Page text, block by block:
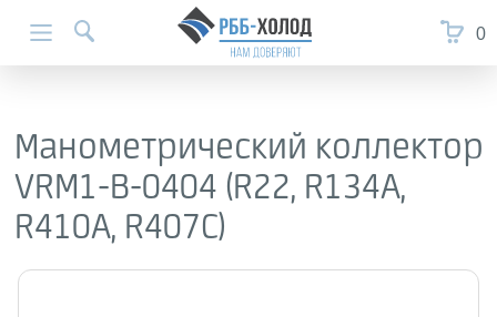
0
Манометрический коллектор
VRM1-B-0404 (R22, R134A,
R410A, R407C)